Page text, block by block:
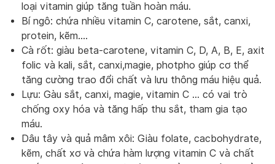
loại vitamin giúp tăng tuần hoàn máu.
Bí ngô: chứa nhiều vitamin C, carotene, sắt, canxi,
protein, kẽm….
Cà rốt: giàu beta-carotene, vitamin C, D, A, B, E, axit
folic và kali, sắt, canxi,magie, photpho giúp cơ thể
tăng cường trao đổi chất và lưu thông máu hiệu quả.
Lựu: Gàu sắt, canxi, magie, vitamin C … có vai trò
chống oxy hóa và tăng hấp thu sắt, tham gia tạo
máu.
Dâu tây và quả mâm xôi: Giàu folate, cacbohydrate,
kẽm, chất xơ và chứa hàm lượng vitamin C và chất